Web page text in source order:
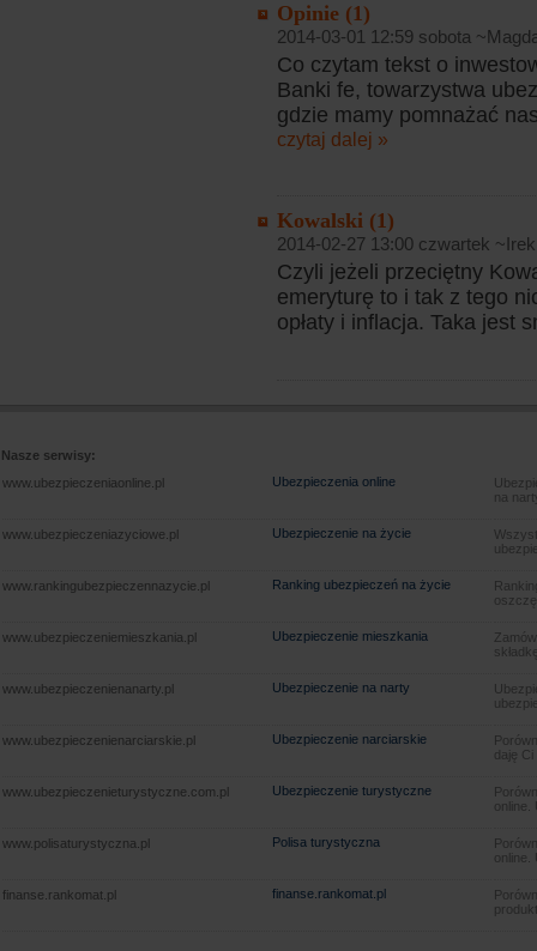
Opinie (1)
2014-03-01 12:59 sobota
Co czytam tekst o
Banki fe, towarzystwa
gdzie mamy pomnażać
czytaj dalej »
Kowalski (1)
2014-02-27 13:00 czwartek
Czyli jeżeli przeciętny
emeryturę to i tak z tego
opłaty i inflacja. Taka jest
Nasze serwisy:
www.ubezpieczeniaonline.pl
Ubezpieczenia online
na
www.ubezpieczeniazyciowe.pl Ubezpieczenie na życie
www.rankingubezpieczennazycie.pl Ranking ubezpieczeń na życie
www.ubezpieczeniemieszkania.pl Ubezpieczenie mieszkania
www.ubezpieczenienanarty.pl Ubezpieczenie na narty
www.ubezpieczenienarciarskie.pl Ubezpieczenie narciarskie
daję
www.ubezpieczenieturystyczne.com.pl Ubezpieczenie turystyczne
www.polisaturystyczna.pl Polisa turystyczna
finanse.rankomat.pl finanse.rankomat.pl